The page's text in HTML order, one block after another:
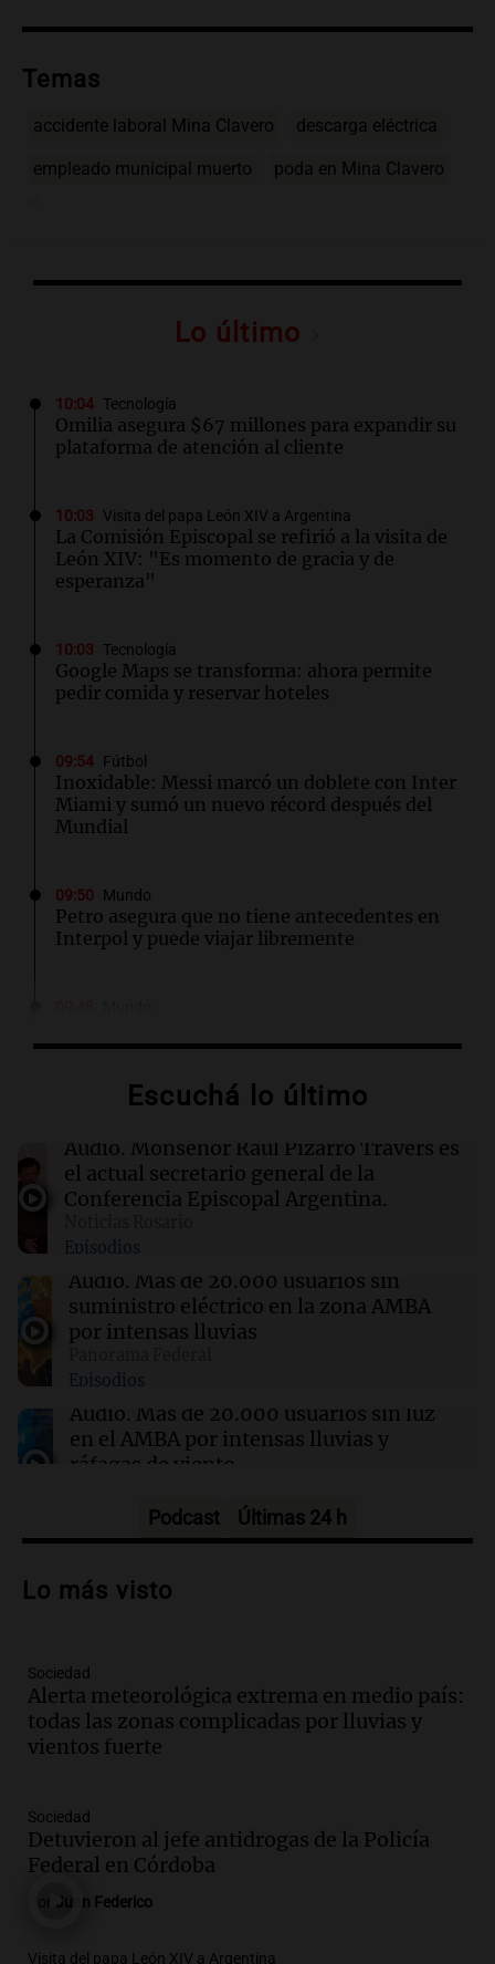
Temas
accidente laboral Mina Clavero descarga eléctrica
empleado municipal muerto poda en Mina Clavero
Lo último
10:04 Tecnología
Omilia asegura $67 millones para expandir su
plataforma de atención al cliente
10:03 Visita del papa León XIV a Argentina
La Comisión Episcopal se refirió a la visita de
León XIV: "Es momento de gracia y de
esperanza"
10:03 Tecnología
Google Maps se transforma: ahora permite
pedir comida y reservar hoteles
09:54 Fútbol
Inoxidable: Messi marcó un doblete con Inter
Miami y sumó un nuevo récord después del
Mundial
09:50 Mundo
Petro asegura que no tiene antecedentes en
Interpol y puede viajar libremente
mortal en Múnich que dejó dos muertos
Del semáforo a la universidad: la
conmovedora historia de "El Duende" y su
hija violinista
09:35 Sociedad
Detienen a un jefe de la Policía Federal en
Córdoba por robo y abuso de poder
Campaz volvió a entrenar con Central y su
salida al América quedó en suspenso
Escuchá lo último
Audio. Monseñor Raúl Pizarro Travers es
el actual secretario general de la
Conferencia Episcopal Argentina.
Episodios
Audio. Más de 20.000 usuarios sin
suministro eléctrico en la zona AMBA
por intensas lluvias
Episodios
Audio. Más de 20.000 usuarios sin luz
en el AMBA por intensas lluvias y
ráfagas de viento
Audio.Jesús María implementa estrictas
mejorar la seguridad vial
Audio.
urgencia de resolver la crisis educativa
en Tierra del Fuego
Panorama Federal
Audio.
seis meses de prisión por presentar
certificados médicos falsos
Episodios
Podcast Últimas 24 h
Lo más visto
Sociedad
Alerta meteorológica extrema en medio país:
todas las zonas complicadas por lluvias y
vientos fuerte
Sociedad
Detuvieron al jefe antidrogas de la Policía
Federal en Córdoba
Juan Federico
Visita del papa León XIV a Argentina